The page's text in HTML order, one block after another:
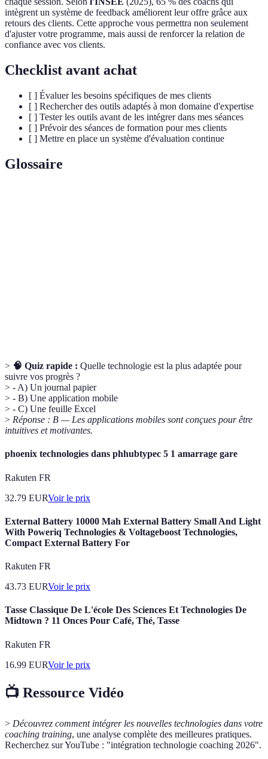
intègrent un système de feedback améliorent leur offre grâce aux
retours des clients. Cette approche vous permettra non seulement
d'ajuster votre programme, mais aussi de renforcer la relation de
confiance avec vos clients.
Checklist avant achat
[ ] Évaluer les besoins spécifiques de mes clients
[ ] Rechercher des outils adaptés à mon domaine d'expertise
[ ] Tester les outils avant de les intégrer dans mes séances
[ ] Prévoir des séances de formation pour mes clients
[ ] Mettre en place un système d'évaluation continue
Glossaire
> 🧠 Quiz rapide : Quelle technologie est la plus adaptée pour
suivre vos progrès ?
> - A) Un journal papier
> - B) Une application mobile
> - C) Une feuille Excel
> Réponse : B — Les applications mobiles sont conçues pour être
intuitives et motivantes.
phoenix technologies dans phhubtypec 5 1 amarrage gare
Rakuten FR
32.79 EURVoir le prix
External Battery 10000 Mah External Battery Small And Light
With Poweriq Technologies & Voltageboost Technologies,
Compact External Battery For
Rakuten FR
43.73 EURVoir le prix
Tasse Classique De L'école Des Sciences Et Technologies De
Midtown ? 11 Onces Pour Café, Thé, Tasse
Rakuten FR
16.99 EURVoir le prix
📺 Ressource Vidéo
> Découvrez comment intégrer les nouvelles technologies dans votre
coaching training, une analyse complète des meilleures pratiques.
Recherchez sur YouTube : "intégration technologie coaching 2026".